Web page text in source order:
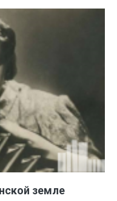
земле